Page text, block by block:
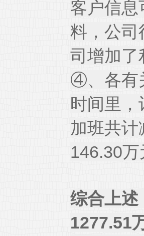
客户信息
料，公司
司增加了
④、各有
时间里
加班共
146.30万
综合上述
1277.51